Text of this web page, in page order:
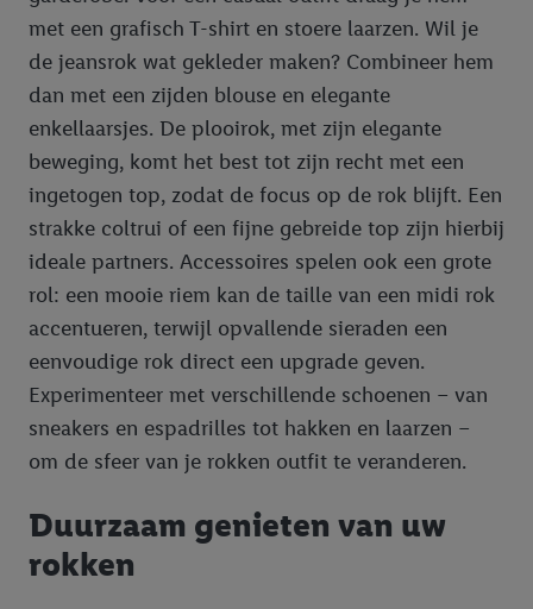
met een grafisch T-shirt en stoere laarzen. Wil je
de jeansrok wat gekleder maken? Combineer hem
dan met een zijden blouse en elegante
enkellaarsjes. De plooirok, met zijn elegante
beweging, komt het best tot zijn recht met een
ingetogen top, zodat de focus op de rok blijft. Een
strakke coltrui of een fijne gebreide top zijn hierbij
ideale partners. Accessoires spelen ook een grote
rol: een mooie riem kan de taille van een midi rok
accentueren, terwijl opvallende sieraden een
eenvoudige rok direct een upgrade geven.
Experimenteer met verschillende schoenen – van
sneakers en espadrilles tot hakken en laarzen –
om de sfeer van je rokken outfit te veranderen.
Duurzaam genieten van uw
rokken